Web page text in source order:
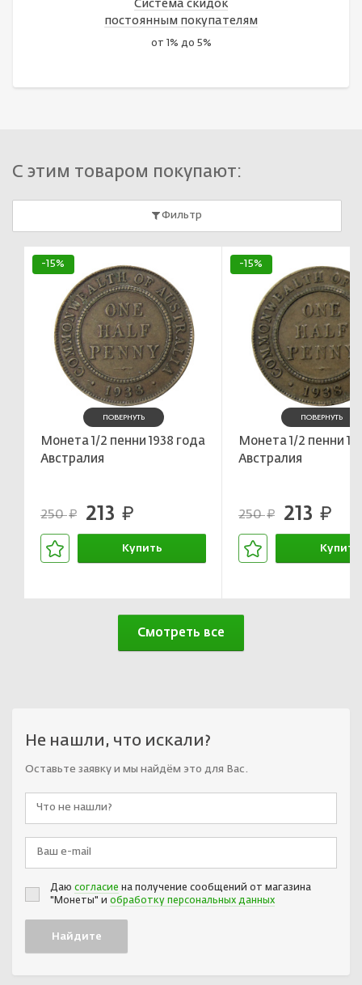
Система скидок
постоянным покупателям
от 1% до 5%
С этим товаром покупают:
Фильтр
-15%
ПОВЕРНУТЬ
Монета 1/2 пенни 1938 года
Австралия
250руб. 213 руб.
Купить
-15%
ПОВЕРНУТЬ
Монета 1/2 пенни
Австралия
250руб. 213 руб.
Купить
Смотреть все
Не нашли, что искали?
Оставьте заявку и мы найдём это для Вас.
Даю согласие на получение сообщений от магазина
"Монеты" и обработку персональных данных